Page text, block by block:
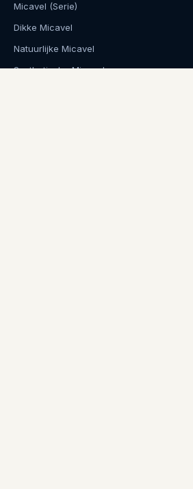
Micavel (Serie)
Dikke Micavel
Natuurlijke Micavel
Synthetische Micavel